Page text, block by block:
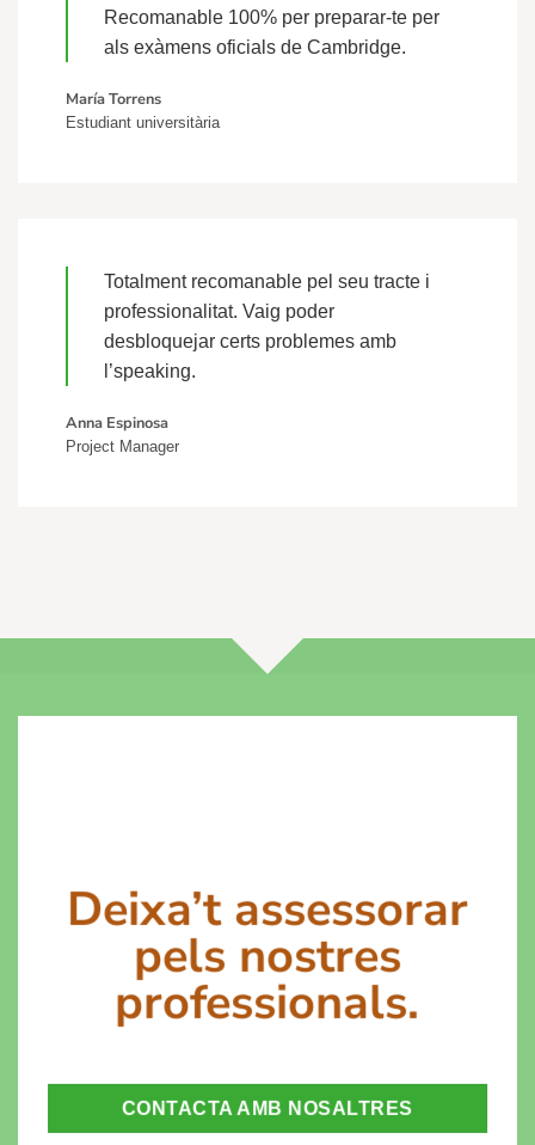
Recomanable 100% per preparar-te per
als exàmens oficials de Cambridge.
María Torrens
Estudiant universitària
Totalment recomanable pel seu tracte i
professionalitat. Vaig poder
desbloquejar certs problemes amb
l’speaking.
Anna Espinosa
Project Manager
Deixa’t assessorar
pels nostres
professionals.
CONTACTA AMB NOSALTRES